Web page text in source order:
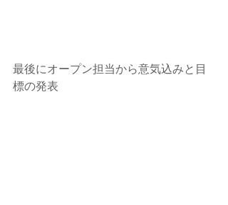
最後にオープン担当から意気込みと目
標の発表